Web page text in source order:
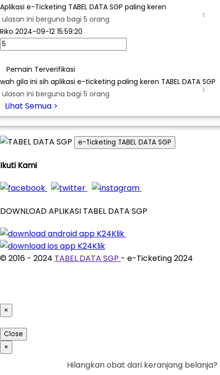
Aplikasi e-Ticketing TABEL DATA SGP paling keren
ulasan ini berguna bagi 5 orang
...
Riko 2024-09-12 15:59:20
Pemain Terverifikasi
wah gila ini sih aplikasi e-ticketing paling keren TABEL DATA SGP
ulasan ini berguna bagi 5 orang
...
Lihat Semua >
e-Ticketing TABEL DATA SGP
Ikuti Kami
DOWNLOAD APLIKASI TABEL DATA SGP
© 2016 - 2024 TABEL DATA SGP - e-Ticketing 2024
×
Close
×
Hilangkan obat dari keranjang belanja?